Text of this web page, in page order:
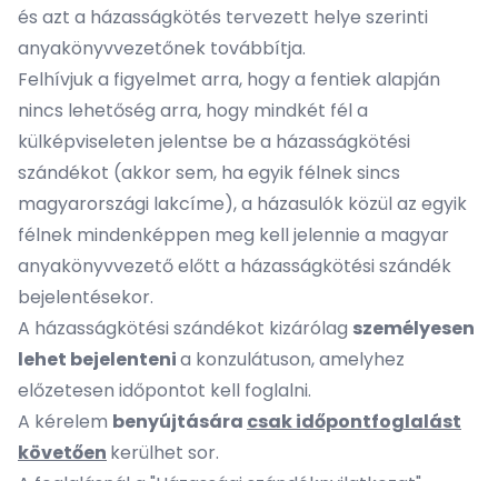
és azt a házasságkötés tervezett helye szerinti
anyakönyvvezetőnek továbbítja.
Felhívjuk a figyelmet arra, hogy a fentiek alapján
nincs lehetőség arra, hogy mindkét fél a
külképviseleten jelentse be a házasságkötési
szándékot (akkor sem, ha egyik félnek sincs
magyarországi lakcíme), a házasulók közül az egyik
félnek mindenképpen meg kell jelennie a magyar
anyakönyvvezető előtt a házasságkötési szándék
bejelentésekor.
A házasságkötési szándékot kizárólag személyesen
lehet bejelentenia konzulátuson, amelyhez
előzetesen időpontot kell foglalni.
A kérelem benyújtására csakidőpontfoglalást
követően kerülhet sor.